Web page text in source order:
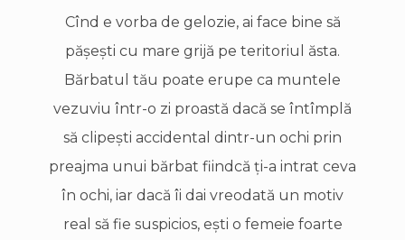
Cînd e vorba de gelozie, ai face bine să
păşeşti cu mare grijă pe teritoriul ăsta.
Bărbatul tău poate erupe ca muntele
vezuviu într-o zi proastă dacă se întîmplă
să clipeşti accidental dintr-un ochi prin
preajma unui bărbat fiindcă ţi-a intrat ceva
în ochi, iar dacă îi dai vreodată un motiv
real să fie suspicios, eşti o femeie foarte